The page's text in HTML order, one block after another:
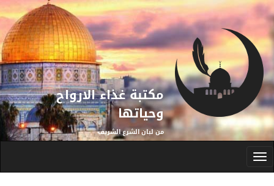
تجاوز إلى المحتوى الرئيسي
مكتبة غذاء الارواح
وحياتها
من لبان الشرع الشريف
Toggle